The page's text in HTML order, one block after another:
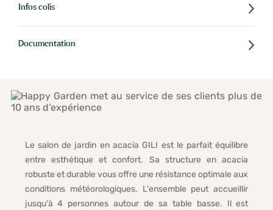
Infos colis
Documentation
Le salon de jardin en acacia GILI est le parfait équilibre
entre esthétique et confort. Sa structure en acacia
robuste et durable vous offre une résistance optimale aux
conditions météorologiques. L'ensemble peut accueillir
jusqu'à 4 personnes autour de sa table basse. Il est